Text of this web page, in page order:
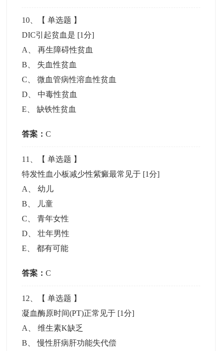
10 、【单选题 】
DIC引起贫血是 [1分]
A
、再生障碍性贫血
B
失血性贫血
C 、微血管病性溶血性贫血
D
中毒性贫血
E 、缺铁性贫血
答案：C
11 、【单选题 】
特发性血小板减少性紫癜最常见于 [1分]
A
、幼儿
B
儿童
C 、青年女性
D 、壮年男性
E 、都有可能
答案：C
12 、【单选题 】
凝血酶原时间(PT)正常见于 [1分]
A
、维生素K缺乏
B 、慢性肝病肝功能失代偿